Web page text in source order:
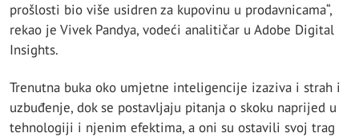
prošlosti bio više usidren za kupovinu u prodavnicama“,
rekao je Vivek Pandya, vodeći analitičar u Adobe Digital
Insights.
Trenutna buka oko umjetne inteligencije izaziva i strah i
uzbuđenje, dok se postavljaju pitanja o skoku naprijed u
tehnologiji i njenim efektima, a oni su ostavili svoj trag